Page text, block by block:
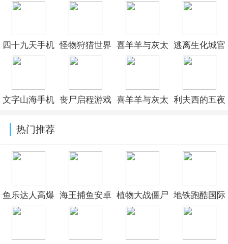
四十九天手机
版v1.0
怪物狩猎世界
官方版
喜羊羊与灰太
狼之血寂官方
逃离生化城官
方版v1.01
文字山海手机 丧尸启程游戏 喜羊羊与灰太 利夫西的五夜
热门推荐
鱼乐达人高爆
版最新版v1.3.0
海王捕鱼安卓
版本官方下载
植物大战僵尸
融合版二创内
地铁跑酷国际
服破解版下载